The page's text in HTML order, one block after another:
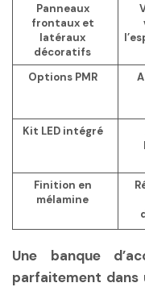
Panneaux
frontaux et
latéraux
décoratifs
Options PMR
Kit LED intégré
Finition en
mélamine
Une banque
parfaitement dans